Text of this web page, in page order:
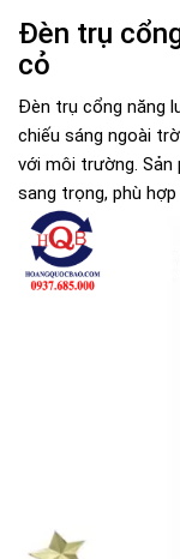
Đèn trụ
cỏ
Đèn trụ cổng năng
chiếu sáng ngoài
với môi trường.
sang trọng, phù